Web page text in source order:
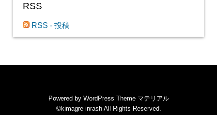
RSS
RSS - 投稿
Powered by WordPress Theme マテリアル
©kimagre inrashAll Rights Reserved.